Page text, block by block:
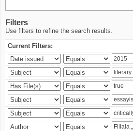
Filters
Use filters to refine the search results.
Current Filters: